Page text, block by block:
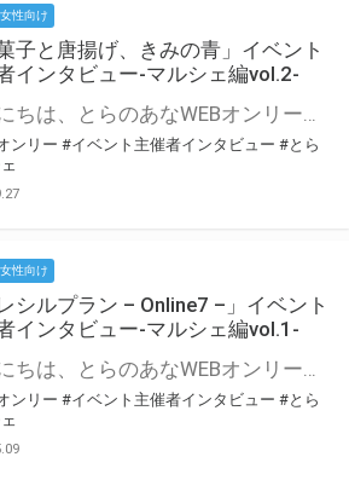
女性向け
菓子と唐揚げ、きみの青」イベント
インタビュー-マルシェ編vol.2-
こんにちは、とらのあなWEBオンリー運営スタッフです。 新たにお届けする、イベント主催者インタビュー-マルシェ編-は、 とらのあなWEBオンリー「マルシェ」をご利用の主催様に 「マルシェ」を使ってイベントを開催した感想や心がけをお聞きする企画です。 今回は、WEBオンリー初開催「駄菓子と唐揚げ、きみの青」より、 主催のぎこ六屋様にお話を伺いました。 協力：ぎこ六屋様／イベント公式Twitter（@krkgwks） とらのあなWEBオンリー「マルシェ」とは？ WEBオンリーでリアルタイムでコミュニケーションがとれるオンライン会場です。
ンリー #イベント主催者インタビュー #とら
女性向け
レシルプラン – Online7 –」イベント
インタビュー-マルシェ編vol.1-
こんにちは、とらのあなWEBオンリー運営スタッフです。 新たにお届けする、イベント主催者インタビュー-マルシェ編-は、 とらのあなWEBオンリー「マルシェ」をご利用した主催様に 「マルシェ」を使って開催した感想や心がけをお聞きする企画です。 今回は、WEBオンリー開催7回目迎えた「マレシルプラン – Online7 –」より、 主催の玉川うた様にお話を伺いました。 ▼マレシルプランのインタビュー前回記事 「イベント主催者インタビュー vol.6」はこちら 協力：玉川うた様（マレシルプラン実行委員会 代表）／イベント公式Twitter（@mallesil_plan） とらのあなWEBオンリー「マルシェ」とは？ WEBオンリーでリアルタイムでコミュニケーションがとれるオンライン会場です。
ンリー #イベント主催者インタビュー #とら